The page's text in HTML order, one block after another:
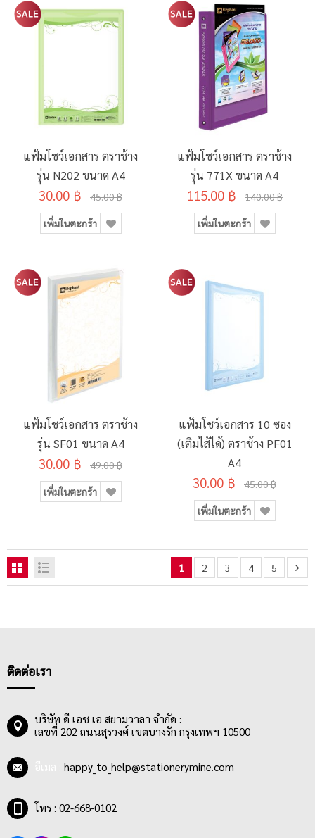
แฟ้มโชว์เอกสาร ตราช้าง
รุ่น N202 ขนาด A4
30.00 ฿ 45.00 ฿
เพิ่มในตะกร้า
แฟ้มโชว์เอกสาร ตราช้าง
รุ่น 771X ขนาด A4
115.00 ฿ 140.00 ฿
เพิ่มในตะกร้า
แฟ้มโชว์เอกสาร ตราช้าง
รุ่น SF01 ขนาด A4
30.00 ฿ 49.00 ฿
เพิ่มในตะกร้า
แฟ้มโชว์เอกสาร 10 ซอง
(เติมไส้ได้) ตราช้าง PF01
A4
30.00 ฿ 45.00 ฿
เพิ่มในตะกร้า
1 2 3 4 5
ติดต่อเรา
บริษัท ดี เอช เอ สยามวาลา จำกัด :
เลขที่ 202 ถนนสุรวงศ์ เขตบางรัก กรุงเทพฯ 10500
happy_to_help@stationerymine.com
โทร : 02-668-0102